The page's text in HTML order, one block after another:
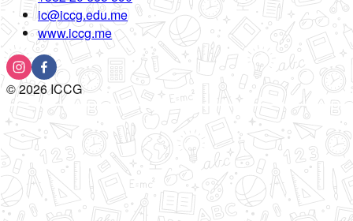
ic@iccg.edu.me
www.iccg.me
©2026ICCG